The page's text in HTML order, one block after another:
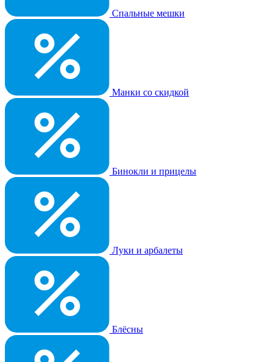
Спальные мешки
Манки со скидкой
Бинокли и прицелы
Луки и арбалеты
Блёсны